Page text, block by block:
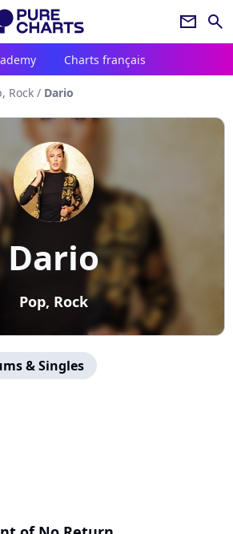
newsletter search
Charts français
Rock / Dario
Dario
Pop, Rock
& Singles